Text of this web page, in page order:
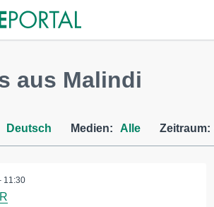
aus Malindi
Deutsch Medien: Alle Zeitraum:
11:30